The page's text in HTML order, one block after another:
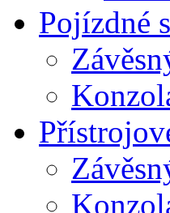
Pojízdné